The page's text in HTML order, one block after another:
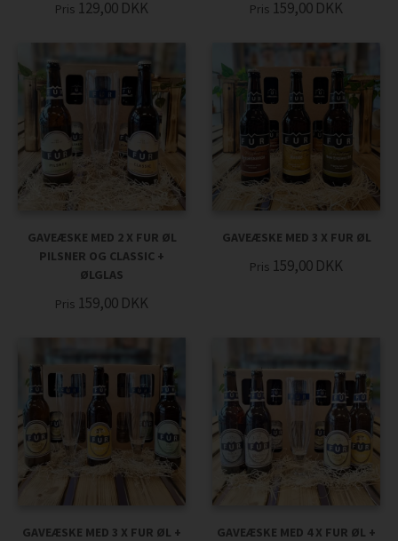
Pris 129,00 DKK Pris 159,00 DKK
GAVEÆSKE MED 2 X FUR ØL
PILSNER OG CLASSIC +
ØLGLAS
Pris 159,00 DKK
GAVEÆSKE MED 3 X FUR ØL
Pris 159,00 DKK
GAVEÆSKE MED 3 X FUR ØL +
GAVEÆSKE MED 4 X FUR ØL +